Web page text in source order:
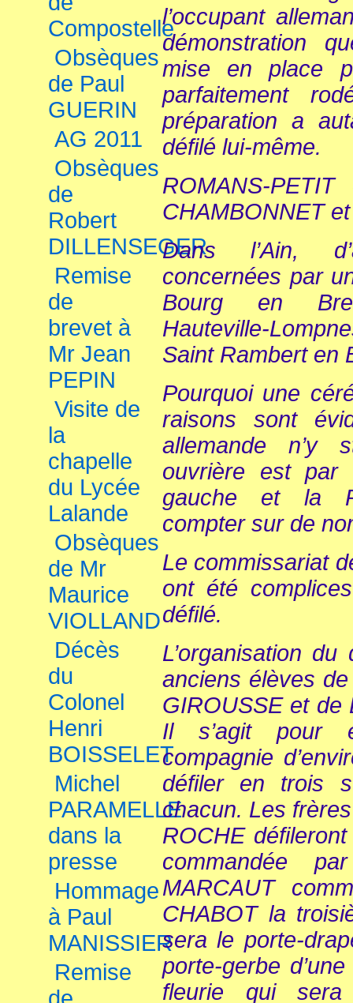
Compostelle
Obsèques
de Paul
GUERIN
AG 2011
Obsèques
de
Robert
DILLENSEGER
Remise
de
brevet à
Mr Jean
PEPIN
Visite de
la
chapelle
du Lycée
Lalande
Obsèques
de Mr
Maurice
VIOLLAND
Décès
du
Colonel
Henri
BOISSELET
Michel
PARAMELLE
dans la
presse
Hommage
à Paul
MANISSIER
Remise
l’occupant
démonstration
mise en place
parfaitement
préparation a
défilé lui-même.
ROMANS-PETIT
CHAMBONNET
Dans l’Ain,
concernées par
Bourg en
Hauteville-
Saint Rambert en
Pourquoi une
raisons sont
allemande n’y
ouvrière est par
gauche et la
compter sur de
Le commissariat
ont été
défilé.
L’organisation
anciens élèves
GIROUSSE et de
Il s’agit pour
compagnie
défiler en trois
chacun. Les
ROCHE
commandée
MARCAUT
CHABOT la
sera le porte-
porte-gerbe
fleurie qui